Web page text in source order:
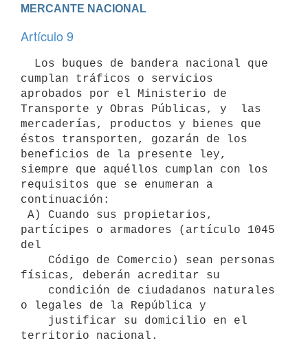
MERCANTE NACIONAL
Artículo 9
cumplan tráficos o servicios
aprobados por el Ministerio de
Transporte y Obras Públicas, y  las
mercaderías, productos y bienes que
éstos transporten, gozarán de los
beneficios de la presente ley,
siempre que aquéllos cumplan con los
requisitos que se enumeran a
continuación:
partícipes o armadores (artículo 1045
del
físicas, deberán acreditar su
o legales de la República y
territorio nacional.